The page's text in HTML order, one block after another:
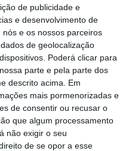
de publicidade e
e desenvolvimento de
e os nossos parceiros
de geolocalização
Poderá clicar para
parte e pela parte dos
descrito acima. Em
mais pormenorizadas e
de consentir ou recusar o
que algum processamento
não exigir o seu
de se opor a esse
publicou ainda no
carta que o primeiro-
de Lucília
razões que levaram
o nome daquela
Público.
separação de